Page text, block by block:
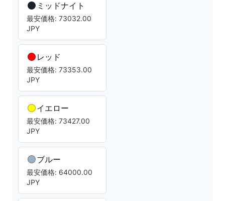
ミッドナイト
最安価格: 73032.00
JPY
レッド
最安価格: 73353.00
JPY
イエロー
最安価格: 73427.00
JPY
ブルー
最安価格: 64000.00
JPY